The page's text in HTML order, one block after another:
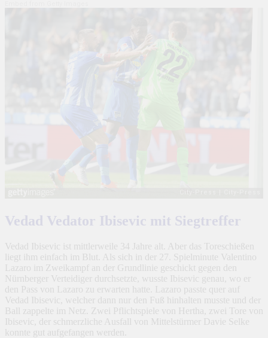
Vedad Vedator Ibisevic mit Siegtreffer
Vedad Ibisevic ist mittlerweile 34 Jahre alt. Aber das Toreschießen
liegt ihm einfach im Blut. Als sich in der 27. Spielminute Valentino
Lazaro im Zweikampf an der Grundlinie geschickt gegen den
Nürnberger Verteidiger durchsetzte, wusste Ibisevic genau, wo er
den Pass von Lazaro zu erwarten hatte. Lazaro passte quer auf
Vedad Ibisevic, welcher dann nur den Fuß hinhalten musste und der
Ball zappelte im Netz. Zwei Pflichtspiele von Hertha, zwei Tore von
Ibisevic, der schmerzliche Ausfall von Mittelstürmer Davie Selke
konnte gut aufgefangen werden.